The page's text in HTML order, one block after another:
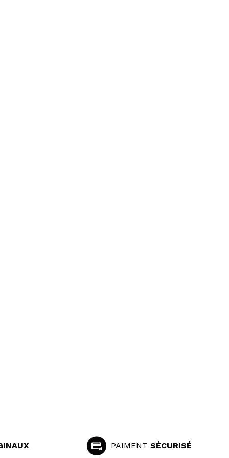
PAIMENT SÉCURISÉ